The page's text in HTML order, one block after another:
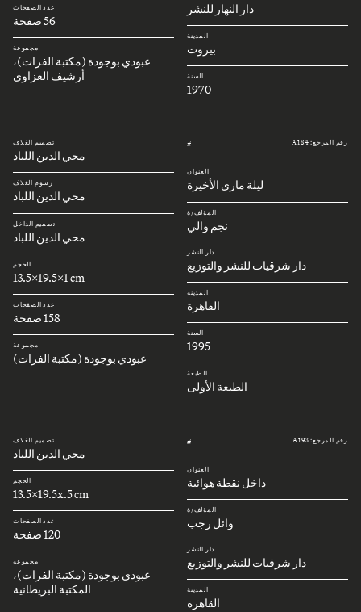
دار النهار للنشر
المدينة
بيروت
السنة
1970
عدد الصفحات
56 صفحة
مجموعة
عبودي بوجودة (مكتبة الفرات)،
أرشيف العزاوي
رقم المرجع: A184 #
العنوان
ليلة ماري الأخيرة
المؤلف/ة
نجم والي
دار النشر
دار شرقيات للنشر والتوزيع
المدينة
القاهرة
السنة
1995
الطبعة
الطبعة الأولى
تصميم الغلاف
محي الدين اللباد
رسوم الغلاف
محي الدين اللباد
تصميم الداخل
محي الدين اللباد
الحجم
13.5x19.5x1 cm
عدد الصفحات
158 صفحة
مجموعة
عبودي بوجودة (مكتبة الفرات)
رقم المرجع: A193 #
العنوان
داخل نقطة هوائية
المؤلف/ة
وائل رجب
دار النشر
دار شرقيات للنشر والتوزيع
المدينة
القاهرة
تصميم الغلاف
محي الدين اللباد
الحجم
13.5x19.5x.5 cm
عدد الصفحات
120 صفحة
مجموعة
عبودي بوجودة (مكتبة الفرات)،
المكتبة البريطانية